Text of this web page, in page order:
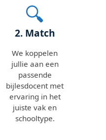
🔍
2. Match
We koppelen
jullie aan een
passende
bijlesdocent met
ervaring in het
juiste vak en
schooltype.